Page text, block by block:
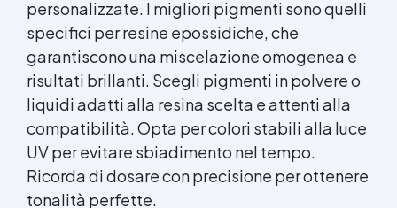
modellazione di materiali come: Silicone e
Resina Epossidica. Esperti nella risoluzione
delle problematiche Tecniche legate alla
lavorazione delle Resine e dei Siliconi ed alle
corrette procedure applicative per la
creazione di opere perfette! Vuoi saperne di
più o hai ancora dubbi? Chatta direttamente
con i nostri insegnanti per avere tutte le
informazioni di cui hai bisogno!
personalizzate. I migliori pigmenti sono quelli
specifici per resine epossidiche, che
garantiscono una miscelazione omogenea e
risultati brillanti. Scegli pigmenti in polvere o
liquidi adatti alla resina scelta e attenti alla
compatibilità. Opta per colori stabili alla luce
UV per evitare sbiadimento nel tempo.
Ricorda di dosare con precisione per ottenere
tonalità perfette.